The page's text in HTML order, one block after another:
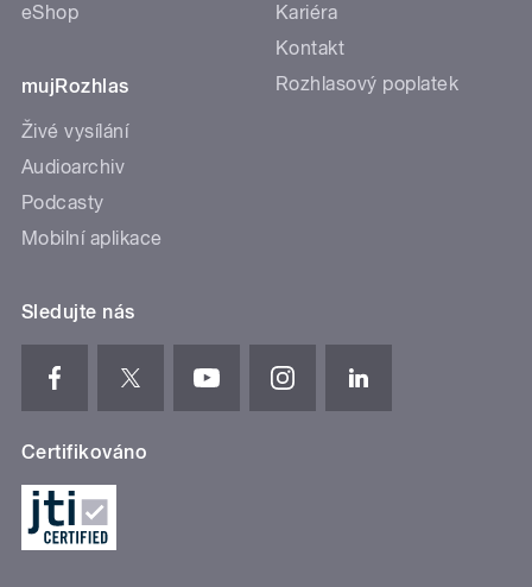
eShop
mujRozhlas
Živé vysílání
Audioarchiv
Podcasty
Mobilní aplikace
Kariéra
Kontakt
Rozhlasový poplatek
Sledujte nás
Certifikováno